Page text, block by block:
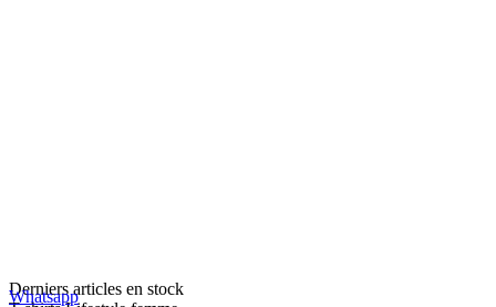
Whatsapp
Derniers articles en stock